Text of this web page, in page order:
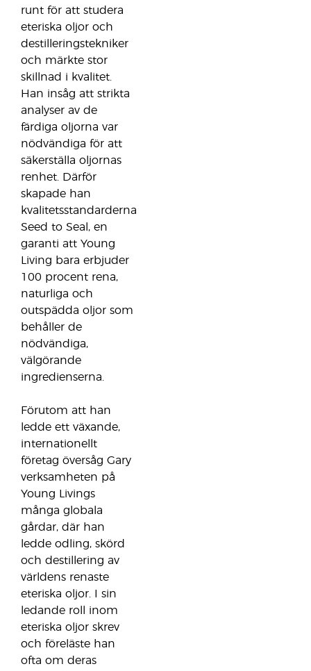
runt för att studera
eteriska oljor och
destilleringstekniker
och märkte stor
skillnad i kvalitet.
Han insåg att strikta
analyser av de
färdiga oljorna var
nödvändiga för att
säkerställa oljornas
renhet. Därför
skapade han
kvalitetsstandarderna
Seed to Seal, en
garanti att Young
Living bara erbjuder
100 procent rena,
naturliga och
outspädda oljor som
behåller de
nödvändiga,
välgörande
ingredienserna.
Förutom att han
ledde ett växande,
internationellt
företag översåg Gary
verksamheten på
Young Livings
många globala
gårdar, där han
ledde odling, skörd
och destillering av
världens renaste
eteriska oljor. I sin
ledande roll inom
eteriska oljor skrev
och föreläste han
ofta om deras